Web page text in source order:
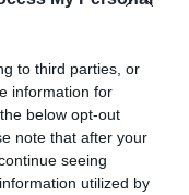
to third parties, or
information for
below opt-out
note that after your
seeing
utilized by
y en
de
lamentan la
de plazas en
cómo la INS Milà